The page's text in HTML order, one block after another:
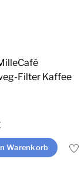
Filter Kaffee
Warenkorb